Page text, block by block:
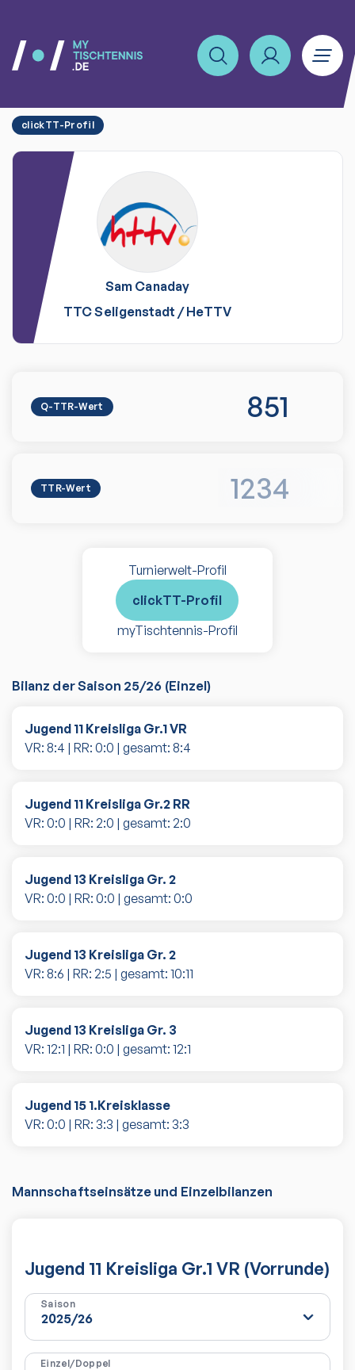
clickTT-Profil
Sam Canaday
TTC Seligenstadt /HeTTV
Q-TTR-Wert 851
TTR-Wert 1234
Turnierwelt-Profil
clickTT-Profil
myTischtennis-Profil
Bilanz der Saison 25/26 (Einzel)
Jugend 11 Kreisliga Gr.1 VR
VR: 8:4 | RR: 0:0 | gesamt: 8:4
Jugend 11 Kreisliga Gr.2 RR
VR: 0:0 | RR: 2:0 | gesamt: 2:0
Jugend 13 Kreisliga Gr. 2
VR: 0:0 | RR: 0:0 | gesamt: 0:0
Jugend 13 Kreisliga Gr. 2
VR: 8:6 | RR: 2:5 | gesamt: 10:11
Jugend 13 Kreisliga Gr. 3
VR: 12:1 | RR: 0:0 | gesamt: 12:1
Jugend 15 1.Kreisklasse
VR: 0:0 | RR: 3:3 | gesamt: 3:3
Mannschaftseinsätze und Einzelbilanzen
Jugend 11 Kreisliga Gr.1 VR (Vorrunde)
Saison
Einzel/Doppel